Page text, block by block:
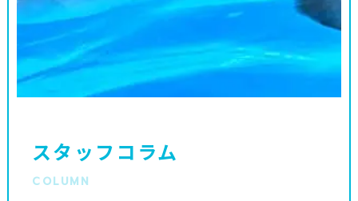
スタッフコラム
COLUMN